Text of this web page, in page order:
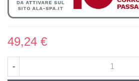
49,24 €
-